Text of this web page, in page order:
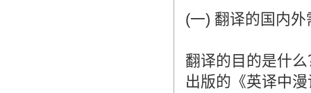
(一) 翻译的国内外
翻译的目的是什
出版的《英译中